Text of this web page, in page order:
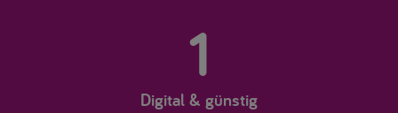
1
Digital & günstig